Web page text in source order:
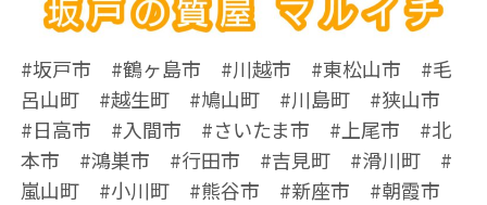
#坂戸市 #鶴ヶ島市 #川越市 #東松山市 #毛
呂山町 #越生町 #鳩山町 #川島町 #狭山市
#日高市 #入間市 #さいたま市 #上尾市 #北
本市 #鴻巣市 #行田市 #吉見町 #滑川町 #
嵐山町 #小川町 #熊谷市 #新座市 #朝霞市